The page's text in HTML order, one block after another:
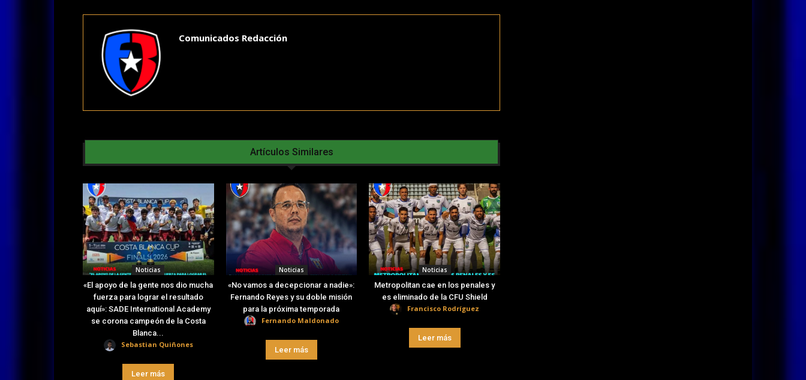
Comunicados Redacción
Artículos Similares
Noticias
«El apoyo de la gente nos dio mucha
fuerza para lograr el resultado
aquí»: SADE International Academy
se corona campeón de la Costa
Blanca...
Sebastian Quiñones
Leer más
Noticias
«No vamos a decepcionar a nadie»:
Fernando Reyes y su doble misión
para la próxima temporada
Fernando Maldonado
Leer más
Noticias
Metropolitan cae en los penales y
es eliminado de la CFU Shield
Francisco Rodríguez
Leer más